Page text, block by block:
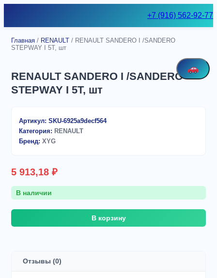
+7 (916) 562-92-77
Главная / RENAULT / RENAULT SANDERO I /SANDERO
STEPWAY I 5T, шт
RENAULT SANDERO I /SANDERO
STEPWAY I 5T, шт
Артикул: SKU-6925a9decf564
Категория: RENAULT
Бренд: XYG
5 913,18 ₽
В наличии
Количество
STEPWAY
В корзину
Отзывы (0)